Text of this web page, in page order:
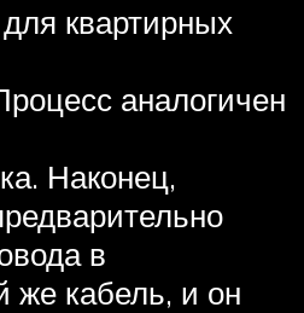
квартирных
аналогичен
Наконец,
в
же кабель, и он